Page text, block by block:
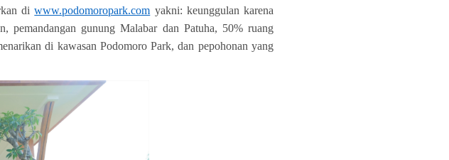
diwww.podomoropark.com yakni: keunggulan karena
pemandangan gunung Malabar dan Patuha, 50% ruang
di kawasan Podomoro Park, dan pepohonan yang